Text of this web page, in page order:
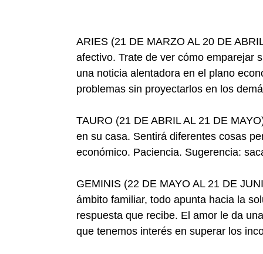
ARIES (21 DE MARZO AL 20 DE
afectivo. Trate de ver cómo emparejar
una noticia alentadora en el plano
problemas sin proyectarlos en los
TAURO (21 DE ABRIL AL 21 DE
en su casa. Sentirá diferentes cosas
económico. Paciencia. Sugerencia:
GEMINIS (22 DE MAYO AL 21 DE
ámbito familiar, todo apunta hacia la
respuesta que recibe. El amor le da
que tenemos interés en superar los